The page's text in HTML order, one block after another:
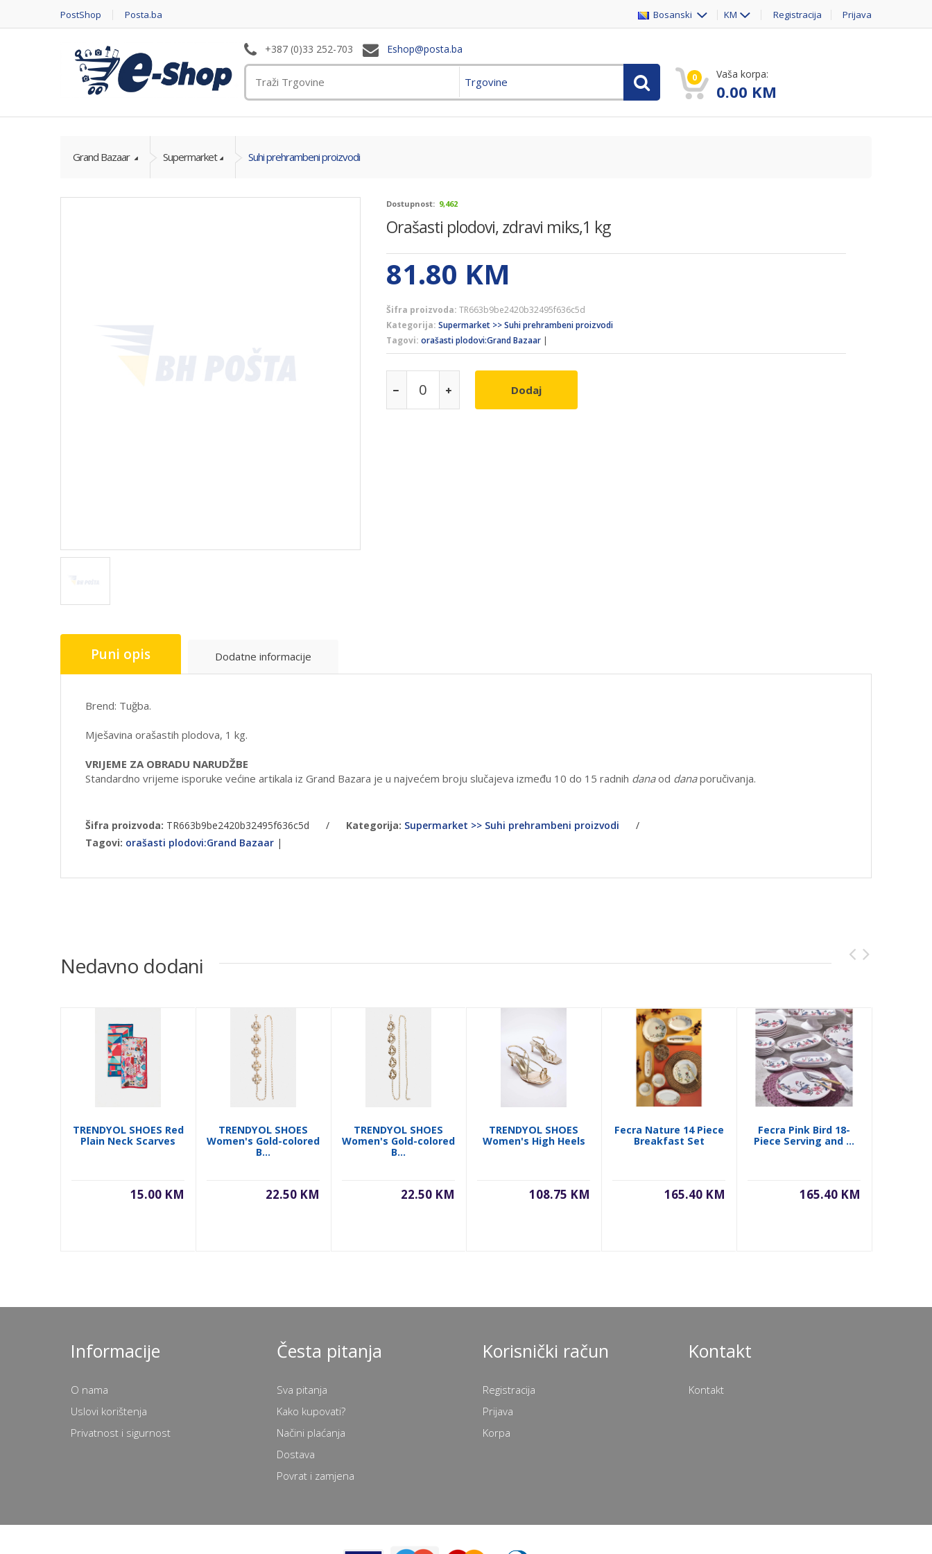
PostShop Posta.ba Bosanski KM Registracija Prijava
+387 (0)33 252-703 Eshop@posta.ba
Trgovine 0 Vaša korpa:
0.00 KM
Grand Bazaar Supermarket Suhi prehrambeni proizvodi
Dostupnost: 9,462
Orašasti plodovi, zdravi miks,1 kg
81.80 KM
Šifra proizvoda: TR663b9be2420b32495f636c5d
Kategorija: Supermarket >> Suhi prehrambeni proizvodi
Tagovi: orašasti plodovi:Grand Bazaar|
Dodaj
Puni opis Dodatne informacije
Brend: Tuğba.
Mješavina orašastih plodova, 1 kg.
VRIJEME ZA OBRADU NARUDŽBE
Standardno vrijeme isporuke većine artikala iz Grand Bazara je u najvećem broju slučajeva između 10 do 15 radnih danaod danaporučivanja.
Šifra proizvoda: TR663b9be2420b32495f636c5d / Kategorija: Supermarket >> Suhi prehrambeni proizvodi
/
Tagovi: orašasti plodovi:Grand Bazaar |
Nedavno dodani
TRENDYOL SHOES Red
Plain Neck Scarves
15.00 KM
TRENDYOL SHOES
Women's Gold-colored
B...
22.50 KM
TRENDYOL SHOES
Women's Gold-colored
B...
22.50 KM
TRENDYOL SHOES
Women's High Heels
108.75 KM
Fecra Nature 14 Piece
Breakfast Set
165.40 KM
Fecra Pink Bird 18-
Piece Serving and ...
165.40 KM
Informacije
O nama
Uslovi korištenja
Privatnost i sigurnost
Česta pitanja
Sva pitanja
Kako kupovati?
Načini plaćanja
Dostava
Povrat i zamjena
Korisnički račun
Registracija
Prijava
Korpa
Kontakt
Kontakt